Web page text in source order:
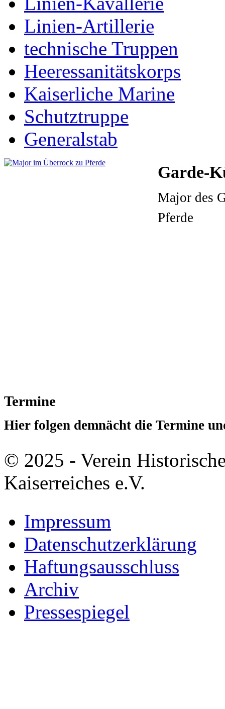
Linien-Artillerie
technische Truppen
Heeressanitätskorps
Kaiserliche Marine
Schutztruppe
Generalstab
Garde-
Major des
Pferde
Termine
Hier folgen demnächt die Termine
© 2025 - Verein
Kaiserreiches e.V.
Impressum
Datenschutzerklärung
Haftungsausschluss
Archiv
Pressespiegel